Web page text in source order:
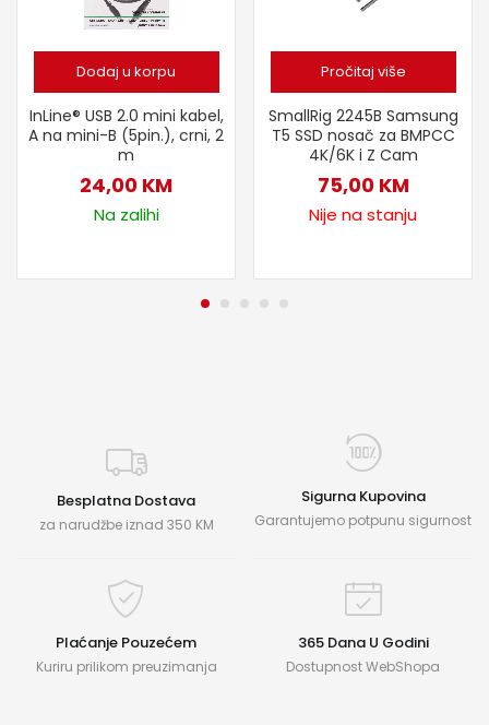
Dodaj u korpu
InLine® USB 2.0 mini kabel,
A na mini-B (5pin.), crni, 2
m
24,00 KM
Na zalihi
Pročitaj više
SmallRig 2245B Samsung
T5 SSD nosač za BMPCC
4K/6K i Z Cam
75,00 KM
Nije na stanju
Besplatna Dostava
za narudžbe iznad 350 KM
Sigurna Kupovina
Garantujemo potpunu sigurnost
Plaćanje Pouzećem
Kuriru prilikom preuzimanja
365 Dana U Godini
Dostupnost WebShopa